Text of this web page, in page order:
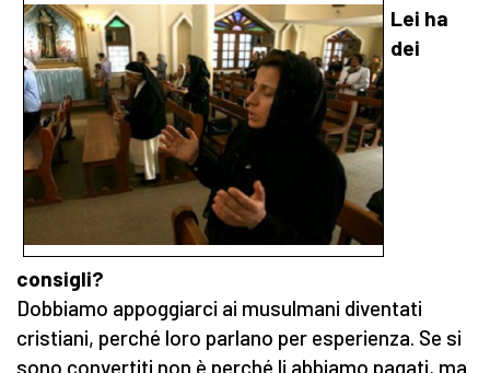
Lei ha
dei
consigli?
Dobbiamo appoggiarci ai musulmani diventati
cristiani, perché loro parlano per esperienza. Se si
sono convertiti non è perché li abbiamo pagati, ma